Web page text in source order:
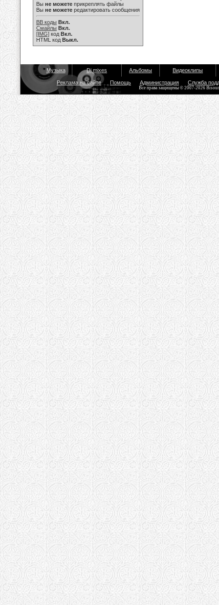
Вы не можете прикреплять файлы
Вы не можете редактировать сообщения
BB коды Вкл.
Смайлы Вкл.
[IMG] код Вкл.
HTML код Выкл.
Музыка Dj mixes Альбомы Видеоклипы
Реклама на сайте Помощь Администрация Служба
Все права защищены © 2007-2026